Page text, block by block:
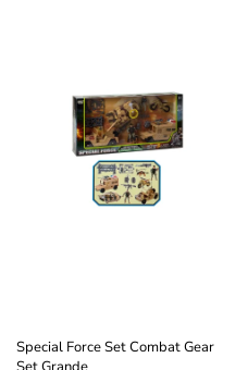
Special Force Set Combat Gear